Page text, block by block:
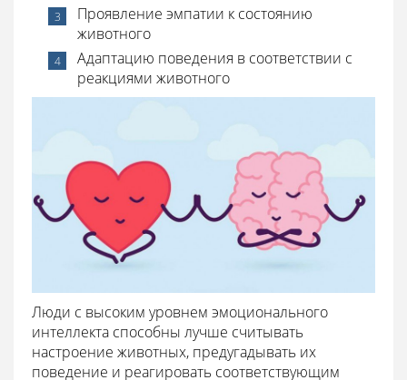
Проявление эмпатии к состоянию
животного
Адаптацию поведения в соответствии с
реакциями животного
Люди с высоким уровнем эмоционального
интеллекта способны лучше считывать
настроение животных, предугадывать их
поведение и реагировать соответствующим